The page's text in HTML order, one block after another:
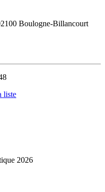
Boulogne-Billancourt
liste
2026